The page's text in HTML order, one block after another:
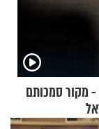
- מקור סמכותם